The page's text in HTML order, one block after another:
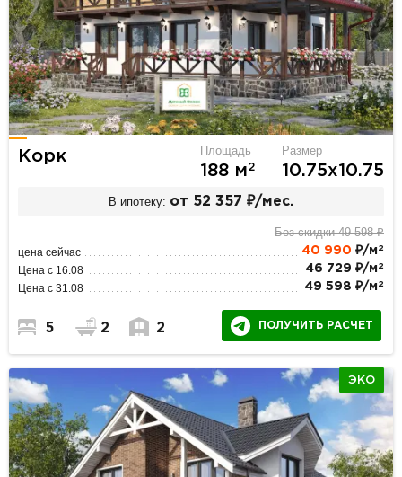
Корк Площадь
188 м2
Размер
10.75х10.75
В ипотеку: от 52 357 ₽/мес.
Без скидки 49 598 ₽
цена сейчас 40 990 ₽/м 2
Цена с 16.08 46 729 ₽/м 2
Цена с 31.08 49 598 ₽/м 2
5 2 2 ПОЛУЧИТЬ РАСЧЕТ
ЭКО